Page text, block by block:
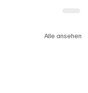
Alle ansehen